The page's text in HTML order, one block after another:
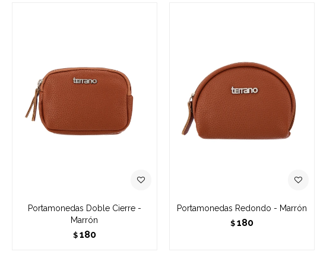
Portamonedas Doble Cierre -
Marrón
$ 180
Portamonedas Redondo - Marrón
$ 180